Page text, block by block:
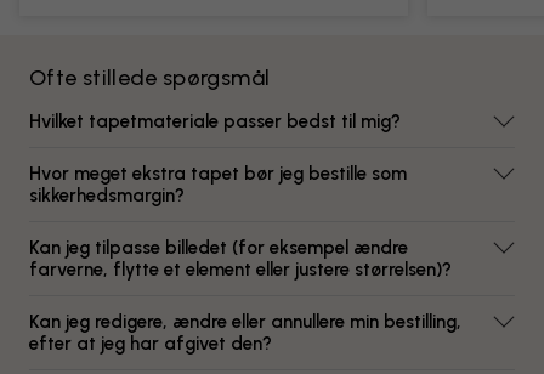
Ofte stillede spørgsmål
Hvilket tapetmateriale passer bedst til mig?
Hvor meget ekstra tapet bør jeg bestille som
sikkerhedsmargin?
Kan jeg tilpasse billedet (for eksempel ændre
farverne, flytte et element eller justere størrelsen)?
Kan jeg redigere, ændre eller annullere min bestilling,
efter at jeg har afgivet den?